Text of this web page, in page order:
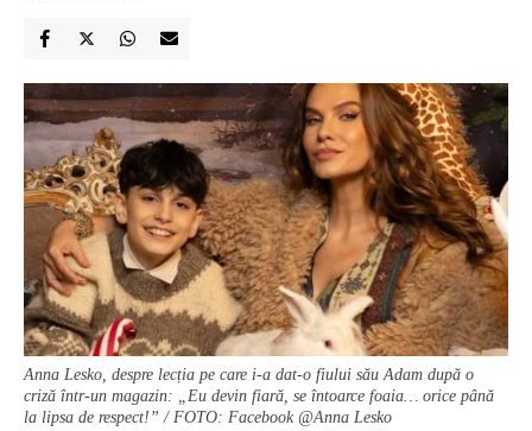
Anna Lesko, despre lecția pe care i-a dat-o fiului său Adam după o
criză într-un magazin: „Eu devin fiară, se întoarce foaia… orice până
la lipsa de respect!” / FOTO: Facebook @Anna Lesko